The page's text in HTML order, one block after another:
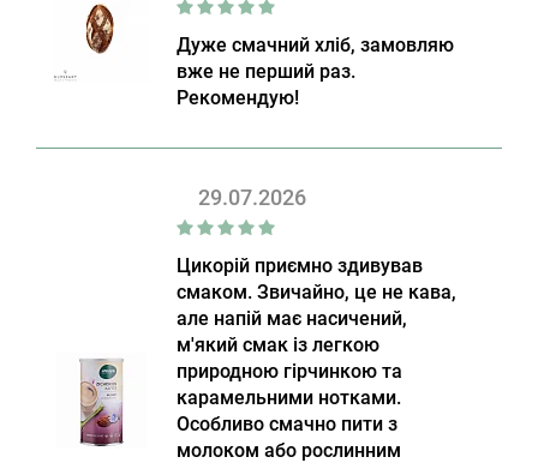
Дуже смачний хліб, замовляю
вже не перший раз.
Рекомендую!
29.07.2026
Цикорій приємно здивував
смаком. Звичайно, це не кава,
але напій має насичений,
м'який смак із легкою
природною гірчинкою та
карамельними нотками.
Особливо смачно пити з
молоком або рослинним